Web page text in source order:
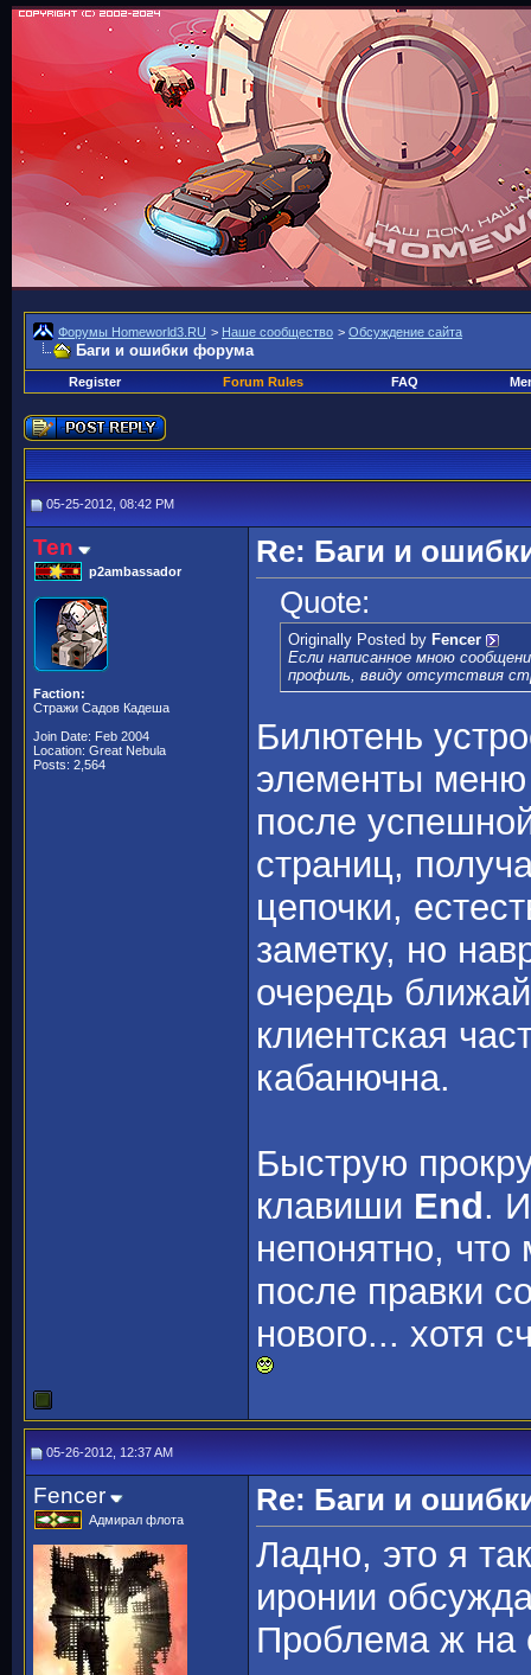
Форумы Homeworld3.RU > Наше сообщество > Обсуждение сайта
Баги и ошибки форума
Register Forum Rules FAQ
05-25-2012, 08:42 PM
Ten
p2ambassador
Faction:
Стражи Садов Кадеша
Join Date: Feb 2004
Location: Great Nebula
Posts: 2,564
Re: Баги и
Quote:
Originally Posted by Fencer
Если написанное мною
профиль, ввиду отсутствия
Билютень
элементы меню
после
страниц,
цепочки,
заметку, но
очередь
клиентская
кабанючна.
Быструю
клавиши End .
непонятно,
после правки
нового... хотя
05-26-2012, 12:37 AM
Fencer
Адмирал флота
Re: Баги и
Ладно, это я
иронии
Проблема ж на